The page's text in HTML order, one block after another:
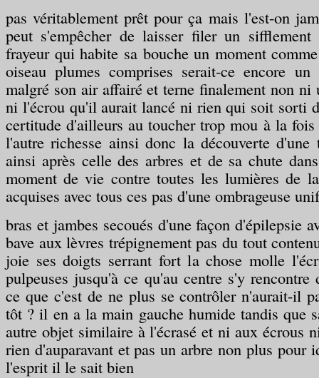
pas véritablement prêt pour ça mais l'est-on
peut s'empêcher de laisser filer un
frayeur qui habite sa bouche un moment
oiseau plumes comprises serait-ce encore
malgré son air affairé et terne finalement non ni
ni l'écrou qu'il aurait lancé ni rien qui soit sorti
certitude d'ailleurs au toucher trop mou à la
l'autre richesse ainsi donc la découverte d'une
ainsi après celle des arbres et de sa chute
moment de vie contre toutes les lumières de
acquises avec tous ces pas d'une ombrageuse
bras et jambes secoués d'une façon d'épilepsie
bave aux lèvres trépignement pas du tout
joie ses doigts serrant fort la chose molle
pulpeuses jusqu'à ce qu'au centre s'y rencontre
ce que c'est de ne plus se contrôler n'aurait-il
tôt ? il en a la main gauche humide tandis que
autre objet similaire à l'écrasé et ni aux écrous
rien d'auparavant et pas un arbre non plus pour
l'esprit il le sait bien